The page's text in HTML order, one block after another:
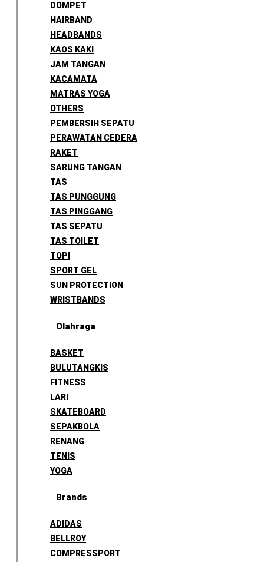
DOMPET
HAIRBAND
HEADBANDS
KAOS KAKI
JAM TANGAN
KACAMATA
MATRAS YOGA
OTHERS
PEMBERSIH SEPATU
PERAWATAN CEDERA
RAKET
SARUNG TANGAN
TAS
TAS PUNGGUNG
TAS PINGGANG
TAS SEPATU
TAS TOILET
TOPI
SPORT GEL
SUN PROTECTION
WRISTBANDS
Olahraga
BASKET
BULUTANGKIS
FITNESS
LARI
SKATEBOARD
SEPAKBOLA
RENANG
TENIS
YOGA
Brands
ADIDAS
BELLROY
COMPRESSPORT